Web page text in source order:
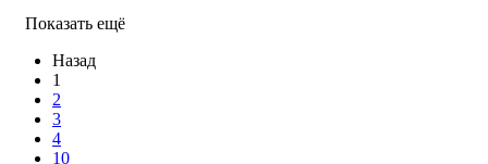
Показать ещё
Назад
1
2
3
4
10